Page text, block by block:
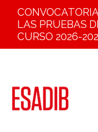
LAS PRUEBAS
CURSO 2026-